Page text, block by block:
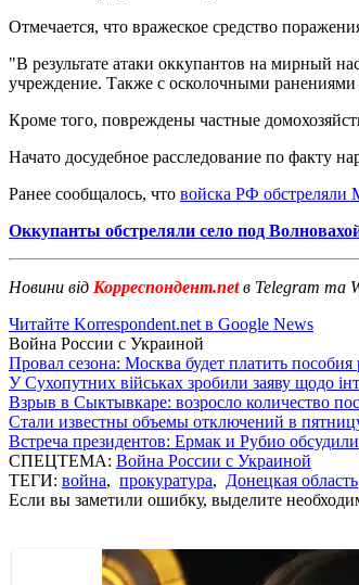
Отмечается, что вражеское средство
"В результате атаки оккупантов на мирный
учреждение. Также с осколочными ранениями
Кроме того, повреждены частные
Начато досудебное расследование по факту
Ранее сообщалось, что войска РФ обстреляли
Оккупанты обстреляли село под
Новини від Корреспондент.netв Telegram та
Читайте Korrespondent.net в Google News
Война России с Украиной
Провал сезона: Москва будет платить
У Сухопутних військах зробили заяву щодо
Взрыв в Сыктывкаре: возросло количество
Стали известны объемы отключений в
Встреча президентов: Ермак и Рубио
СПЕЦТЕМА: Война России с Украиной
ТЕГИ: война, прокуратура, Донецкая область
Если вы заметили ошибку, выделите